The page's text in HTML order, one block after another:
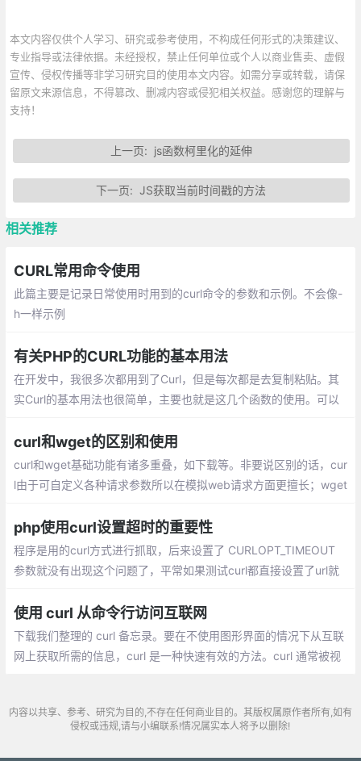
本文内容仅供个人学习、研究或参考使用，不构成任何形式的决策建议、
专业指导或法律依据。未经授权，禁止任何单位或个人以商业售卖、虚假
宣传、侵权传播等非学习研究目的使用本文内容。如需分享或转载，请保
留原文来源信息，不得篡改、删减内容或侵犯相关权益。感谢您的理解与
支持！
上一页: js函数柯里化的延伸
下一页:JS获取当前时间戳的方法
相关推荐
CURL常用命令使用
此篇主要是记录日常使用时用到的curl命令的参数和示例。不会像-
h一样示例
有关PHP的CURL功能的基本用法
在开发中，我很多次都用到了Curl，但是每次都是去复制粘贴。其
实Curl的基本用法也很简单，主要也就是这几个函数的使用。可以
是CURL扩展的强大之处。
curl和wget的区别和使用
curl和wget基础功能有诸多重叠，如下载等。非要说区别的话，cur
l由于可自定义各种请求参数所以在模拟web请求方面更擅长；wget
php使用curl设置超时的重要性
程序是用的curl方式进行抓取，后来设置了 CURLOPT_TIMEOUT
参数就没有出现这个问题了，平常如果测试curl都直接设置了url就
有参数都设置一遍，还可以设置毫秒级超时
使用 curl 从命令行访问互联网
下载我们整理的 curl 备忘录。要在不使用图形界面的情况下从互联
网上获取所需的信息，curl 是一种快速有效的方法。curl 通常被视
内容以共享、参考、研究为目的,不存在任何商业目的。其版权属原作者所有,如有
侵权或违规,请与小编联系!情况属实本人将予以删除!